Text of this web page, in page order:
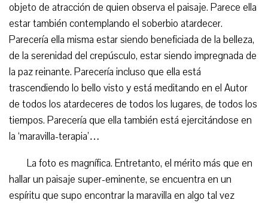
objeto de atracción de quien observa el paisaje. Parece ella
estar también contemplando el soberbio atardecer.
Parecería ella misma estar siendo beneficiada de la belleza,
de la serenidad del crepúsculo, estar siendo impregnada de
la paz reinante. Parecería incluso que ella está
trascendiendo lo bello visto y está meditando en el Autor
de todos los atardeceres de todos los lugares, de todos los
tiempos. Parecería que ella también está ejercitándose en
la ‘maravilla-terapia’…
La foto es magnífica. Entretanto, el mérito más que en
hallar un paisaje super-eminente, se encuentra en un
espíritu que supo encontrar la maravilla en algo tal vez